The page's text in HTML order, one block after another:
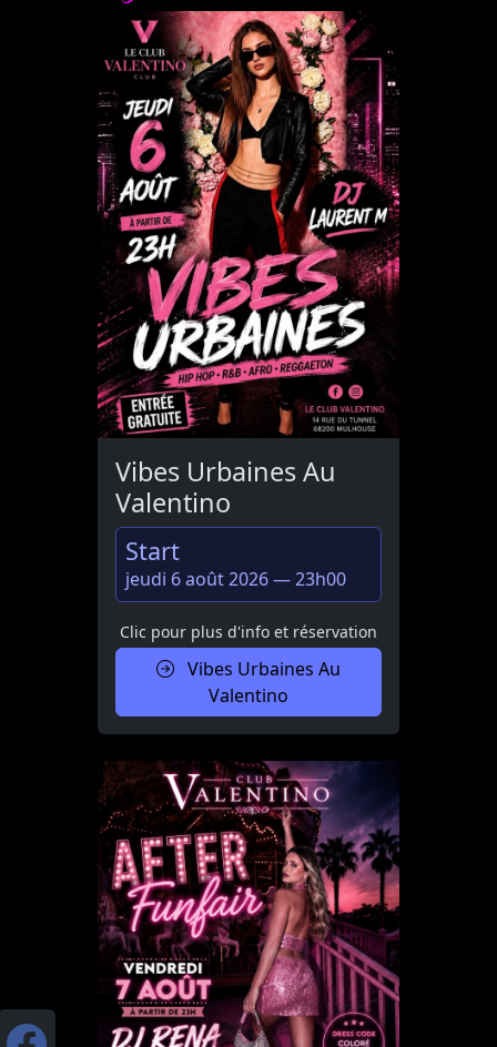
Vibes Urbaines Au
Valentino
Start
jeudi 6 août 2026 — 23h00
Clic pour plus d'info et réservation
Vibes Urbaines Au
Valentino